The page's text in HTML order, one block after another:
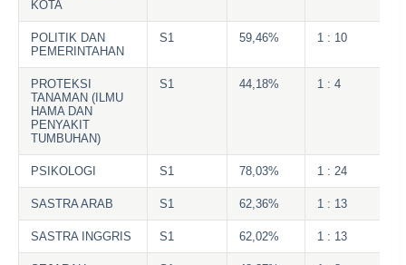
KOTA
POLITIK DAN
PEMERINTAHAN
S1 59,46% 1 : 10
PROTEKSI
TANAMAN (ILMU
HAMA DAN
PENYAKIT
TUMBUHAN)
S1 44,18% 1 : 4
PSIKOLOGI S1 78,03% 1 : 24
SASTRA ARAB S1 62,36% 1 : 13
SASTRA INGGRIS S1 62,02% 1 : 13